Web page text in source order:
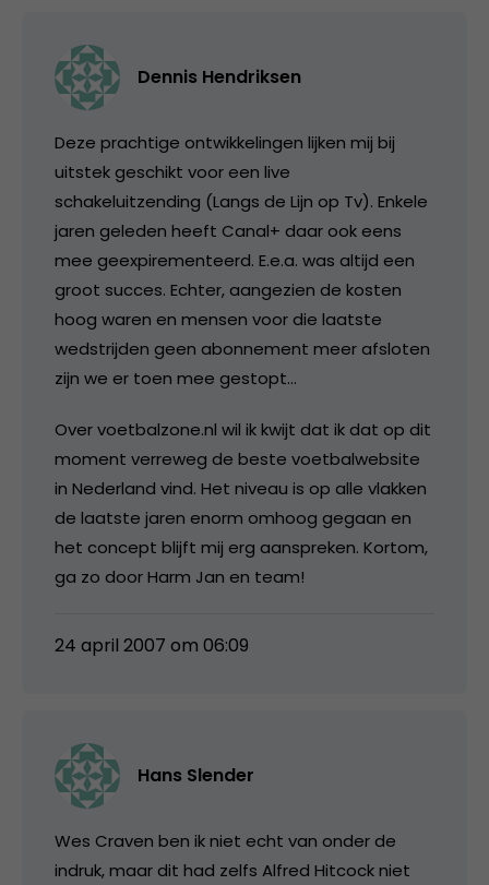
Dennis Hendriksen
Deze prachtige ontwikkelingen lijken mij bij
uitstek geschikt voor een live
schakeluitzending (Langs de Lijn op Tv). Enkele
jaren geleden heeft Canal+ daar ook eens
mee geexpirementeerd. E.e.a. was altijd een
groot succes. Echter, aangezien de kosten
hoog waren en mensen voor die laatste
wedstrijden geen abonnement meer afsloten
zijn we er toen mee gestopt…
Over voetbalzone.nl wil ik kwijt dat ik dat op dit
moment verreweg de beste voetbalwebsite
in Nederland vind. Het niveau is op alle vlakken
de laatste jaren enorm omhoog gegaan en
het concept blijft mij erg aanspreken. Kortom,
ga zo door Harm Jan en team!
24 april 2007 om 06:09
Hans Slender
Wes Craven ben ik niet echt van onder de
indruk, maar dit had zelfs Alfred Hitcock niet